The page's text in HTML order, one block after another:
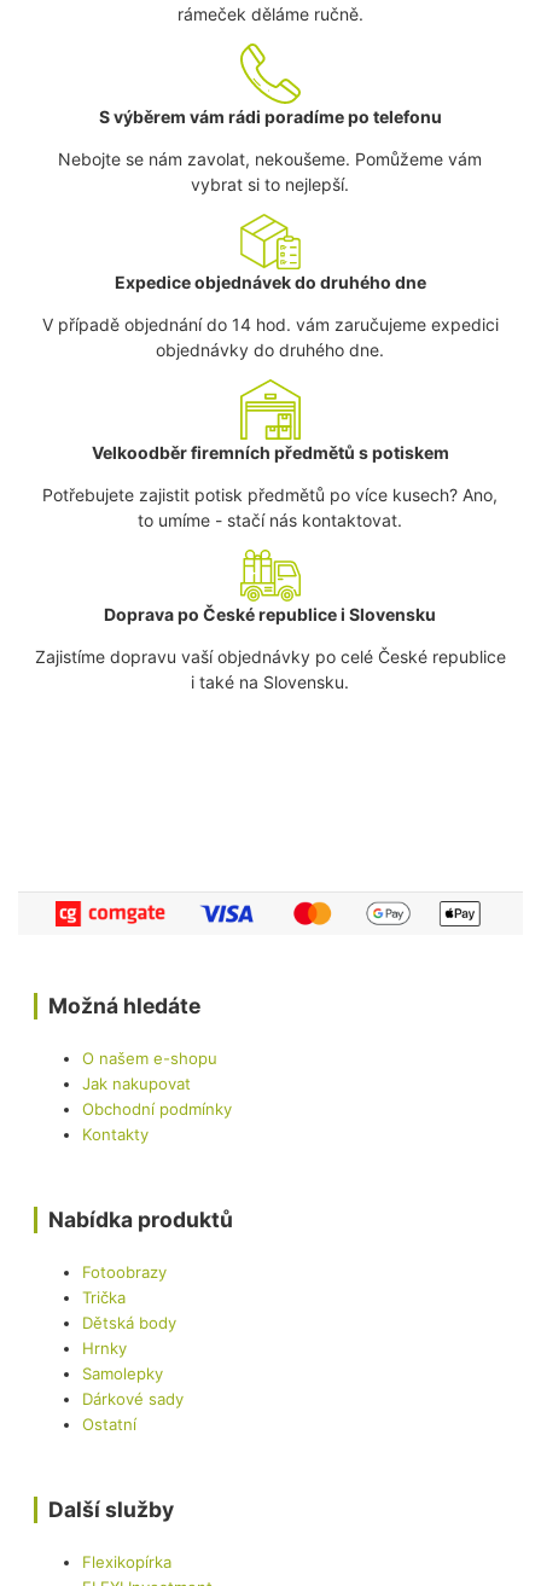
rámeček děláme ručně.
S výběrem vám rádi poradíme po telefonu
Nebojte se nám zavolat, nekoušeme. Pomůžeme vám
vybrat si to nejlepší.
Expedice objednávek do druhého dne
V případě objednání do 14 hod. vám zaručujeme expedici
objednávky do druhého dne.
Velkoodběr firemních předmětů s potiskem
Potřebujete zajistit potisk předmětů po více kusech? Ano,
to umíme - stačí nás kontaktovat.
Doprava po České republice i Slovensku
Zajistíme dopravu vaší objednávky po celé České republice
i také na Slovensku.
Možná hledáte
O našem e-shopu
Jak nakupovat
Obchodní podmínky
Kontakty
Nabídka produktů
Fotoobrazy
Trička
Dětská body
Hrnky
Samolepky
Dárkové sady
Ostatní
Další služby
Flexikopírka